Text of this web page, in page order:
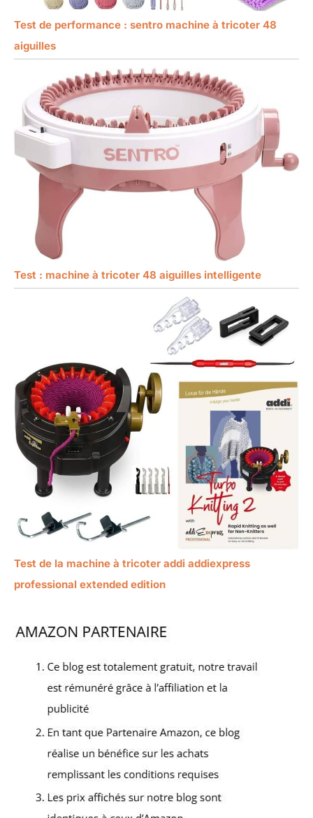
Test de performance : sentro machine à tricoter 48
aiguilles
Test : machine à tricoter 48 aiguilles intelligente
Test de la machine à tricoter addi addiexpress
professional extended edition